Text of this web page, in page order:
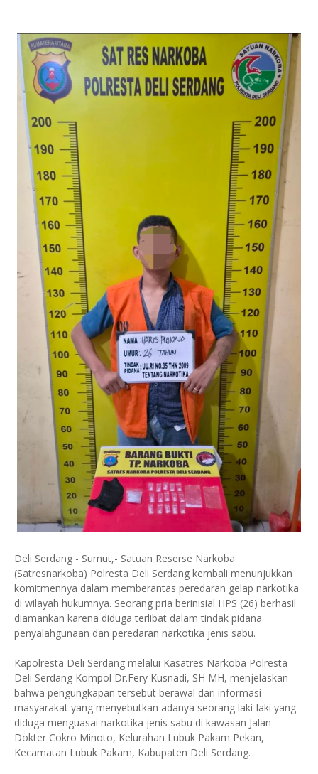
Deli Serdang - Sumut,- Satuan Reserse Narkoba
(Satresnarkoba) Polresta Deli Serdang kembali menunjukkan
komitmennya dalam memberantas peredaran gelap narkotika
di wilayah hukumnya. Seorang pria berinisial HPS (26) berhasil
diamankan karena diduga terlibat dalam tindak pidana
penyalahgunaan dan peredaran narkotika jenis sabu.
Kapolresta Deli Serdang melalui Kasatres Narkoba Polresta
Deli Serdang Kompol Dr.Fery Kusnadi, SH MH, menjelaskan
bahwa pengungkapan tersebut berawal dari informasi
masyarakat yang menyebutkan adanya seorang laki-laki yang
diduga menguasai narkotika jenis sabu di kawasan Jalan
Dokter Cokro Minoto, Kelurahan Lubuk Pakam Pekan,
Kecamatan Lubuk Pakam, Kabupaten Deli Serdang.